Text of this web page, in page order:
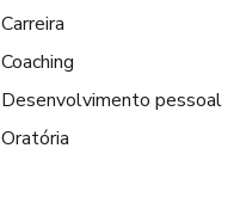
Carreira
Coaching
Desenvolvimento pessoal
Oratória